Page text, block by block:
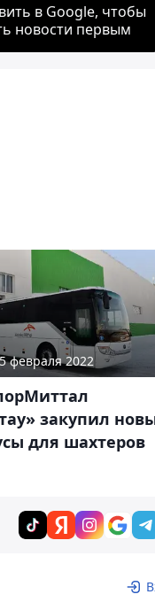
в Google, чтобы
новости первым
февраля 2022
закупил
для шахтеров